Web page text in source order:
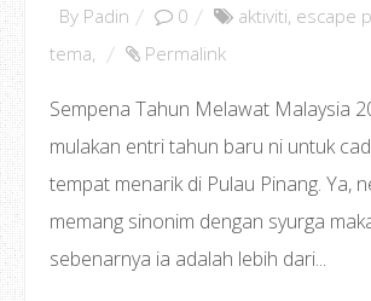
By Padin 0 aktiviti, escape
tema, Permalink
Sempena Tahun Melawat Malaysia
mulakan entri tahun baru ni untuk
tempat menarik di Pulau Pinang. Ya,
memang sinonim dengan syurga
sebenarnya ia adalah lebih dari...